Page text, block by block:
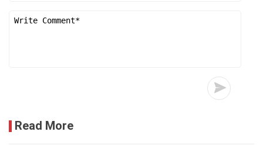
Read More